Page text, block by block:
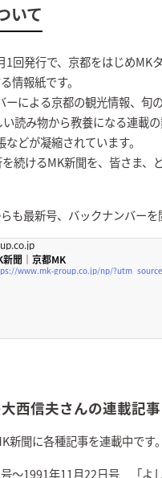
いて
1回発行で、京都をはじめMK
情報紙です。
ーによる京都の観光情報、旬
読み物から教養になる連載
どが凝縮されています。
続けるMK新聞を、皆さま、
も最新号、バックナンバーを
新聞｜京都MK
www.mk-group.co.jp/np/
西信夫さんの連載記事
新聞に各種記事を連載中です。
～1991年11月22日号 「よ